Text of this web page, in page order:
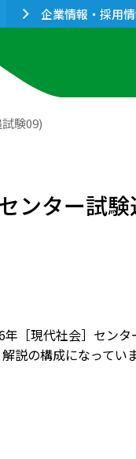
企業情報・採用
験09)
ンター試
年［現代社会］セン
説の構成になっていま